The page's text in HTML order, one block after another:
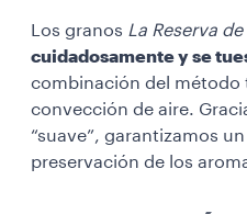
Los granos La Reserva de
cuidadosamente y se
combinación del método
convección de aire.
“suave”, garantizamos
preservación de los